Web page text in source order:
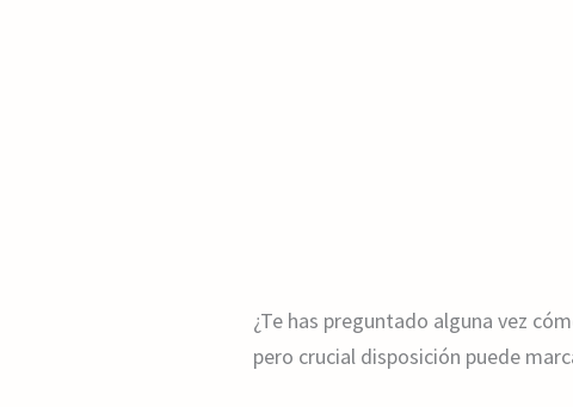
¿Te has preguntado alguna vez
pero crucial disposición puede